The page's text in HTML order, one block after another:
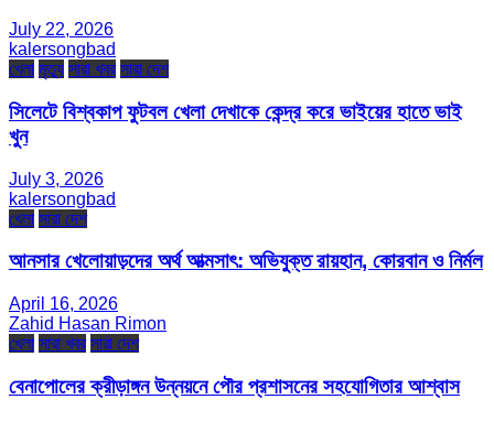
July 22, 2026
kalersongbad
খেলা মৃত্যু সারা খবর সারা দেশ
সিলেটে বিশ্বকাপ ফুটবল খেলা দেখাকে কেন্দ্র করে ভাইয়ের হাতে ভাই
খুন
July 3, 2026
kalersongbad
খেলা সারা দেশ
আনসার খেলোয়াড়দের অর্থ আত্মসাৎ: অভিযুক্ত রায়হান, কোরবান ও নির্মল
April 16, 2026
Zahid Hasan Rimon
খেলা সারা খবর সারা দেশ
বেনাপোলের ক্রীড়াঙ্গন উন্নয়নে পৌর প্রশাসনের সহযোগিতার আশ্বাস